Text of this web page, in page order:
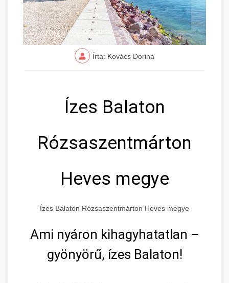
Írta: Kovács Dorina
Ízes Balaton
Rózsaszentmárton
Heves megye
Ízes Balaton Rózsaszentmárton Heves megye
Ami nyáron kihagyhatatlan –
gyönyörű, ízes Balaton!